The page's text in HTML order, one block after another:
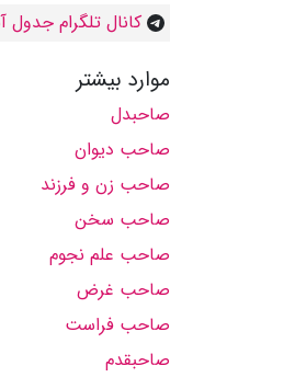
کانال تلگرام جدول
موارد بیشتر
صاحبدل
صاحب دیوان
صاحب زن و فرزند
صاحب سخن
صاحب علم نجوم
صاحب غرض
صاحب فراست
صاحبقدم